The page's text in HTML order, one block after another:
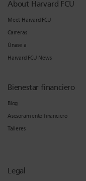
About Harvard FCU
Meet Harvard FCU
Carreras
Únase a
Harvard FCU News
Bienestar financiero
Blog
Asesoramiento financiero
Talleres
Legal